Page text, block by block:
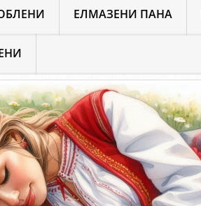
ЕЛМАЗЕНИ ПАНА
номера